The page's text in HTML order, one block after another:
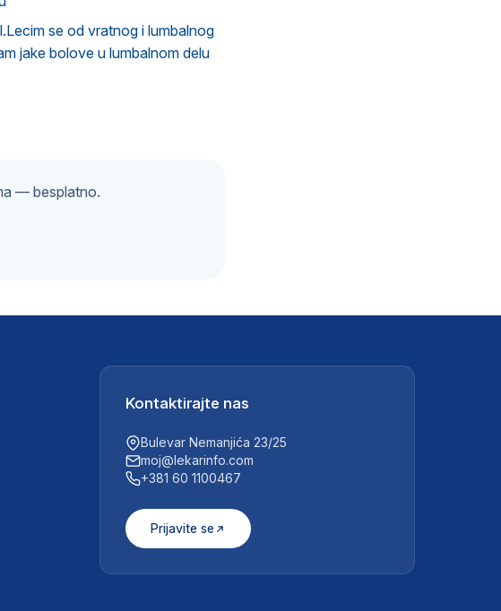
se od vratnog i lumbalnog
jake bolove u lumbalnom delu
— besplatno.
Kontaktirajte nas
Bulevar Nemanjića 23/25
moj@lekarinfo.com
+381 60 1100467
Prijavite se